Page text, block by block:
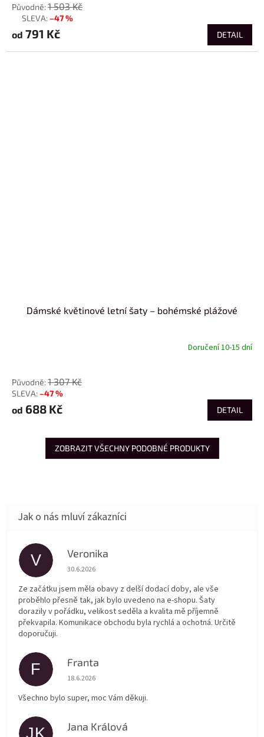
1 503 Kč
–47 %
od 791 Kč DETAIL
Dámské květinové letní šaty – bohémské plážové
Doručení 10-15 dní
1 307 Kč
–47 %
od 688 Kč DETAIL
ZOBRAZIT VŠECHNY PODOBNÉ PRODUKTY
V Veronika
Hodnocení obchodu je 5 z 5 hvězdiček.
30.6.2026
Ze začátku jsem měla obavy z delší dodací doby, ale vše
proběhlo přesně tak, jak bylo uvedeno na e-shopu. Šaty
dorazily v pořádku, velikost seděla a kvalita mě příjemně
překvapila. Komunikace obchodu byla rychlá a ochotná. Určitě
doporučuji.
F Franta
Hodnocení obchodu je 5 z 5 hvězdiček.
18.6.2026
Všechno bylo super, moc Vám děkuji.
Jana Králová